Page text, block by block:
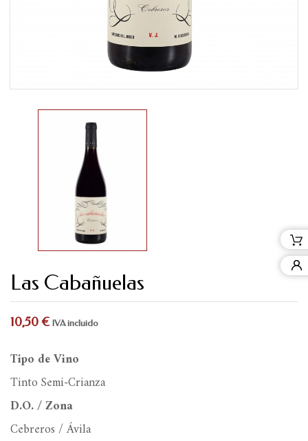
Las Cabañuelas
10,50 € IVA incluido
Tipo de Vino
Tinto Semi-Crianza
D.O. / Zona
Cebreros / Ávila